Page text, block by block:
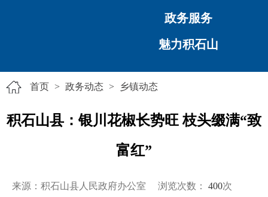
政务服务
魅力积石山
首页 > 政务动态 > 乡镇动态
积石山县：银川花椒长势旺 枝头缀满“致
富红”
来源：积石山县人民政府办公室 浏览次数： 400次